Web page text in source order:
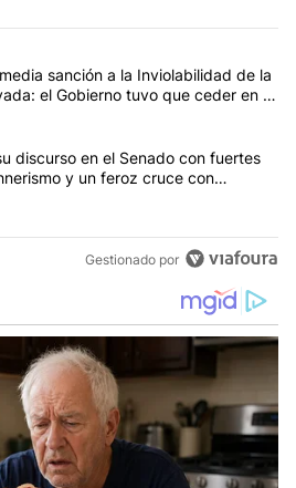
con más comentarios en los
el título "El Senado dio media
sanción a la Inviolabilidad de la
el Gobierno tuvo que ceder en la
del Fuego
el título "Bullrich cerró su discurso
discurso en el Senado con fuertes
y un feroz cruce con
le gritó “¡cállate!”
Gestionado por